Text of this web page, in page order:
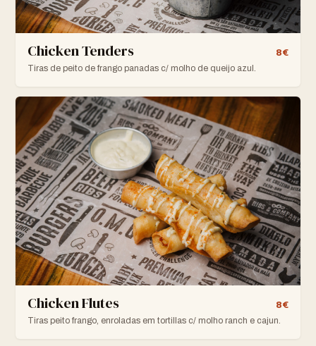
Chicken Tenders
8€
Tiras de peito de frango panadas c/ molho de queijo azul.
Chicken Flutes
8€
Tiras peito frango, enroladas em tortillas c/ molho ranch e cajun.